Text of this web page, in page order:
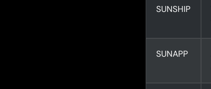
SUNSHIP
SUNAPP